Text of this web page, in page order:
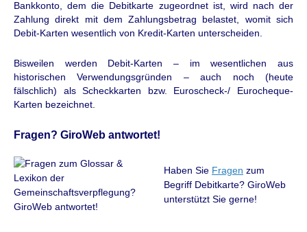
Bankkonto, dem die Debitkarte zugeordnet ist, wird nach der
Zahlung direkt mit dem Zahlungsbetrag belastet, womit sich
Debit-Karten wesentlich von Kredit-Karten unterscheiden.
Bisweilen werden Debit-Karten – im wesentlichen aus
historischen Verwendungsgründen – auch noch (heute
fälschlich) als Scheckkarten bzw. Euroscheck-/ Eurocheque-
Karten bezeichnet.
Fragen? GiroWeb antwortet!
Haben Sie Fragen zum
Begriff Debitkarte? GiroWeb
unterstützt Sie gerne!